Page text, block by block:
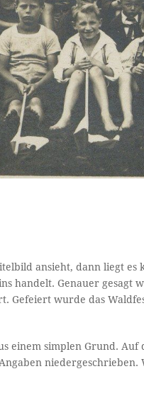
ansieht, dann liegt es
handelt. Genauer gesagt
Gefeiert wurde das
einem simplen Grund. Auf
niedergeschrieben.